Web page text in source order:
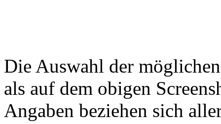
Die Auswahl der
als auf dem obigen
Angaben beziehen sich